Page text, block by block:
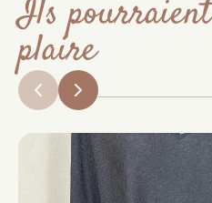
Ils
plaire